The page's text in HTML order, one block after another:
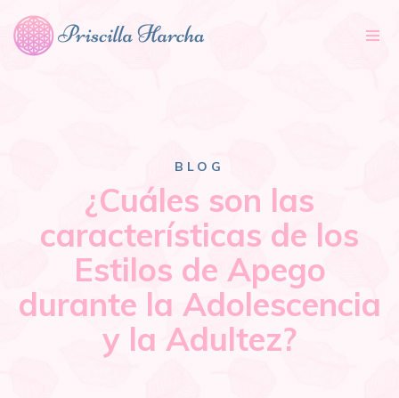
BLOG
¿Cuáles son las
características de los
Estilos de Apego
durante la Adolescencia
y la Adultez?